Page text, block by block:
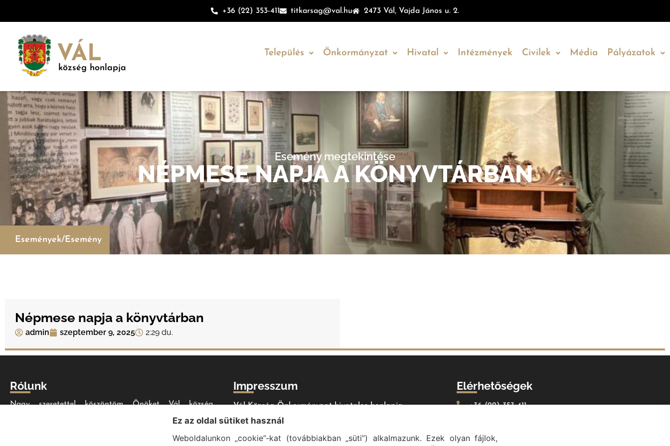
+36 (22) 353-411 titkarsag@val.hu 2473 Vál, Vajda János u. 2.
VÁL
község honlapja
Település Önkormányzat Hivatal Intézmények Civilek Média Pályázatok
Esemény megtekintése
NÉPMESE NAPJA A KÖNYVTÁRBAN
Események/Esemény
Népmese napja a könyvtárban
admin szeptember 9, 2025 2:29 du.
Rólunk
Nagy szeretettel köszöntöm Önöket Vál község
honlapján. Bízom benne, hogy minden szükséges
portálon, akár helyi lakosként, akár érdeklődőként
Impresszum
Vál Község Önkormányzat hivatalos honlapja
Vál Község Önkormányzat © 1996 - 2020
Adószám: 15727079-2-07
Elérhetőségek
+36 (22) 353-411
Vál Község Önkormányzata 2473 Vál, Vajda János u.
Ez az oldal sütiket használ
Weboldalunkon „cookie”-kat (továbbiakban „süti”) alkalmazunk. Ezek olyan fájlok,